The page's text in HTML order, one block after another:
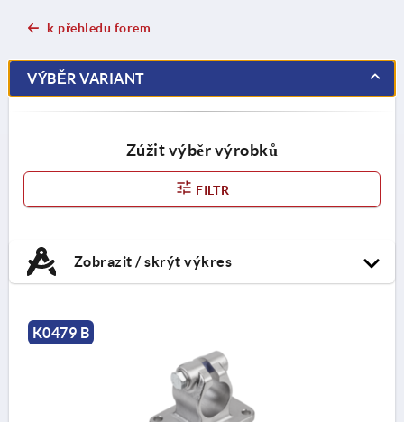
k přehledu forem
VÝBĚR VARIANT
Zúžit výběr výrobků
FILTR
Zobrazit / skrýt výkres
K0479 B